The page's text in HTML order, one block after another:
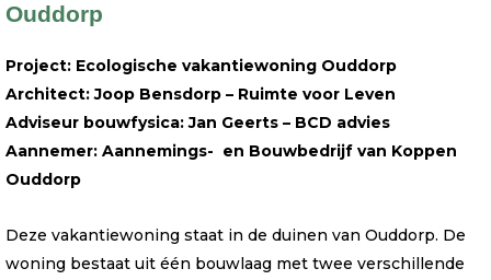
Ouddorp
Project: Ecologische vakantiewoning Ouddorp
Architect: Joop Bensdorp – Ruimte voor Leven
Adviseur bouwfysica: Jan Geerts – BCD advies
Aannemer: Aannemings- en Bouwbedrijf van Koppen
Ouddorp
Deze vakantiewoning staat in de duinen van Ouddorp. De
woning bestaat uit één bouwlaag met twee verschillende